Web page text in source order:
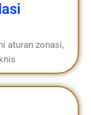
aturan zonasi,